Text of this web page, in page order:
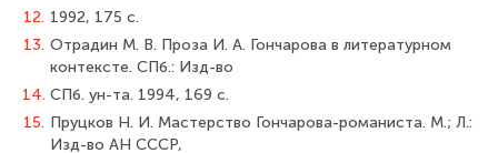
12. 1992, 175 c.
13. Отрадин М. В. Проза И. А. Гончарова в литературном
контексте. СПб.: Изд-во
14. СПб. ун-та. 1994, 169 c.
15. Пруцков Н. И. Мастерство Гончарова-романиста. М.; Л.:
Изд-во АН СССР,